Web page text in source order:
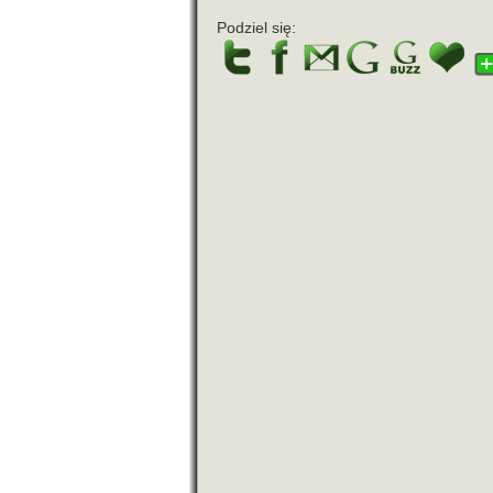
Podziel się: